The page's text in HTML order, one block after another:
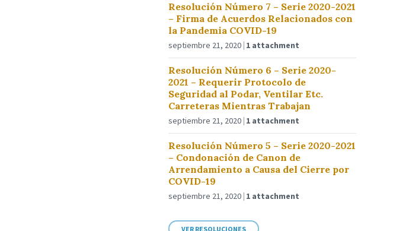
Resolución Número 7 – Serie 2020-2021
– Firma de Acuerdos Relacionados con
la Pandemia COVID-19
septiembre 21, 2020 1 attachment
Resolución Número 6 – Serie 2020-
2021 – Requerir Protocolo de
Seguridad al Podar, Ventilar Etc.
Carreteras Mientras Trabajan
septiembre 21, 2020 1 attachment
Resolución Número 5 – Serie 2020-2021
– Condonación de Canon de
Arrendamiento a Causa del Cierre por
COVID-19
septiembre 21, 2020 1 attachment
VER RESOLUCIONES